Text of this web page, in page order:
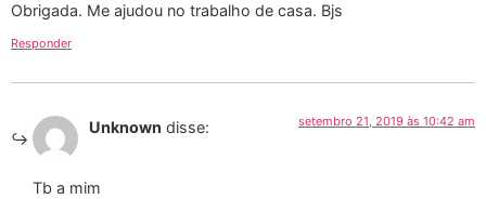
Obrigada. Me ajudou no trabalho de casa. Bjs
Responder
Unknown disse: setembro 21, 2019 às 10:42 am
Tb a mim